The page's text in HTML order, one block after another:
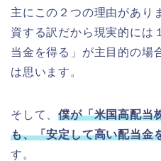
主にこの２つの理由があり
資する訳だから現実的には
当金を得る」が主目的の場
は思います。
そして、僕が「米国高配当
も、「安定して高い配当金
す。